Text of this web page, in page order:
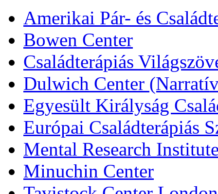
Amerikai Pár- és
Bowen Center
Családterápiás
Dulwich Center
Egyesült Királyság
Európai Családterápiás
Mental Research
Minuchin Center